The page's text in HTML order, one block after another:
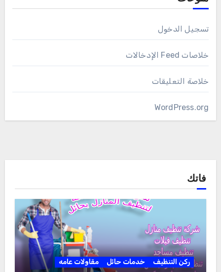
تسجيل الدخول
خلاصات Feed الإدخالات
خلاصة التعليقات
WordPress.org
فاتك
ركن التنظيف خدمات حائل مقاولات عامه